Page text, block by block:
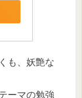
も、妖艶な
ーマの勉強